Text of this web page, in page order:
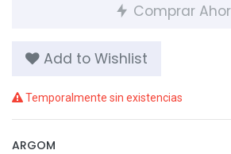
Comprar
Add to Wishlist
Temporalmente sin existencias
ARGOM